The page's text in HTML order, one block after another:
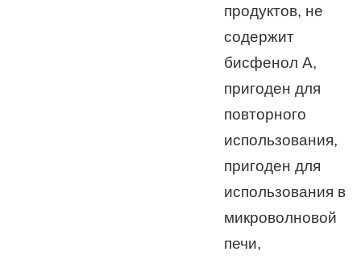
продуктов, не
содержит
бисфенол А,
пригоден для
повторного
использования,
пригоден для
использования в
микроволновой
печи,